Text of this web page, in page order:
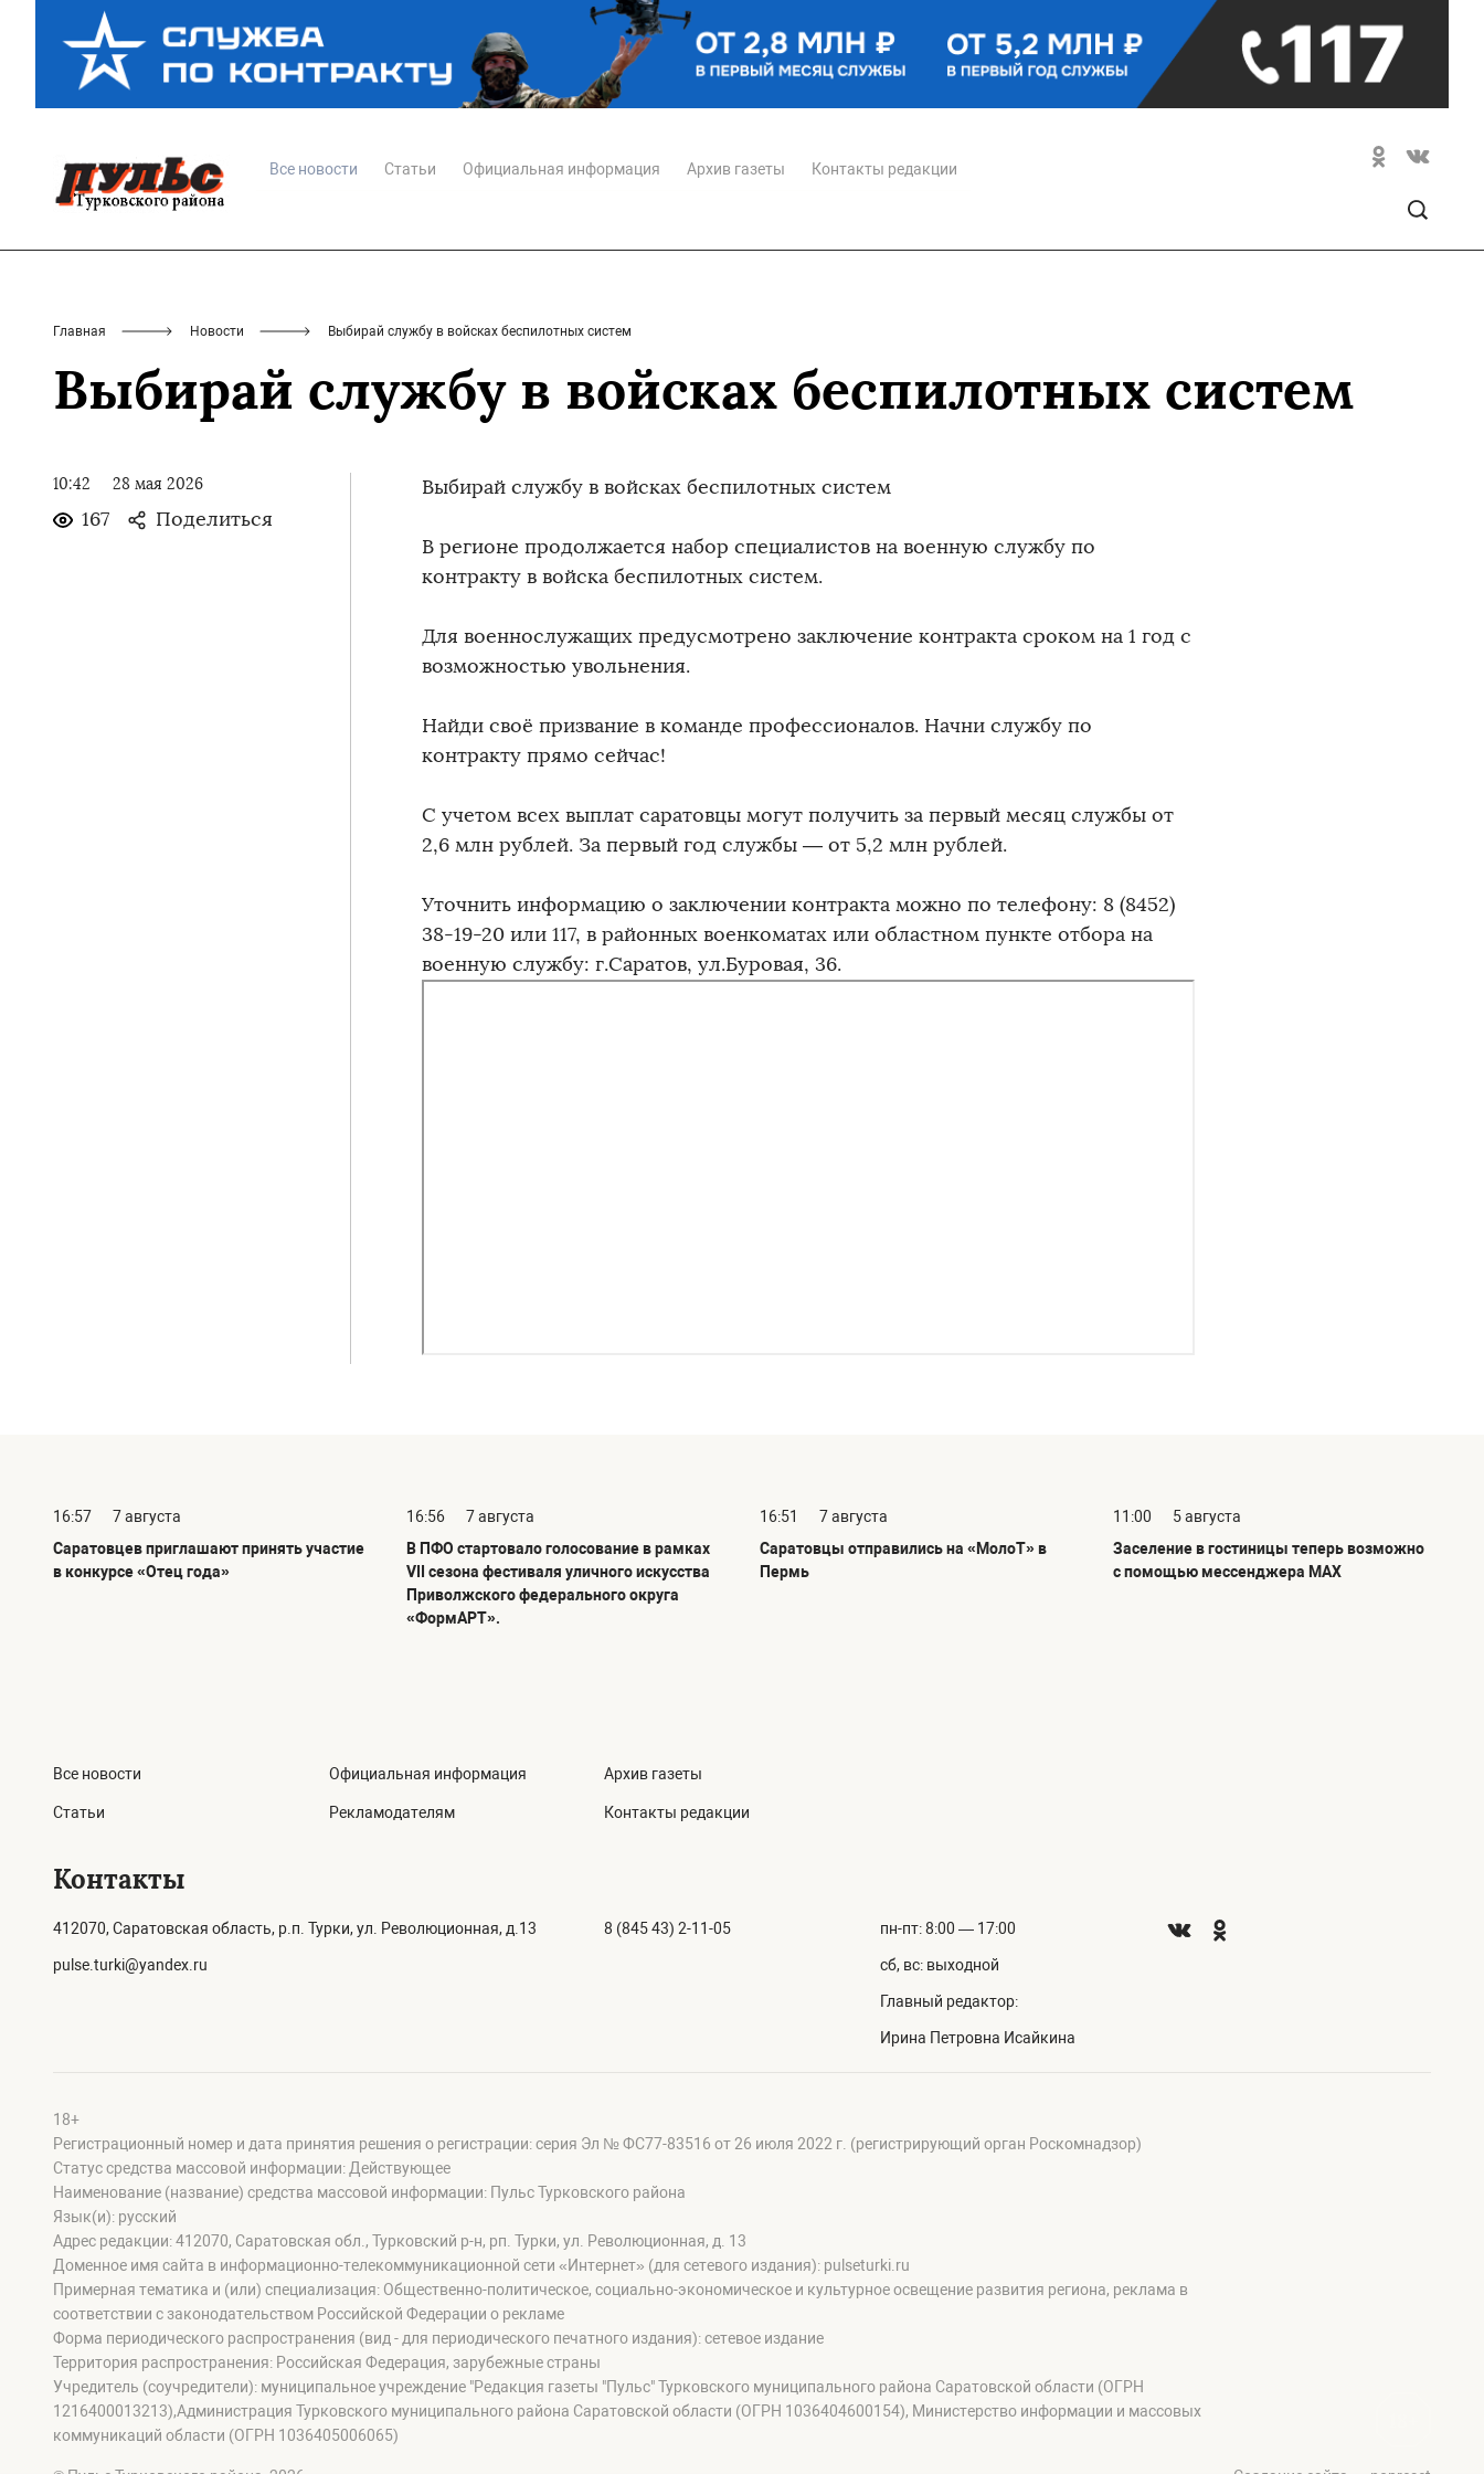
Все новости Статьи Официальная информация Архив газеты Контакты редакции
Главная Новости Выбирай службу в войсках беспилотных систем
Выбирай службу в войсках беспилотных систем
10:42 28 мая 2026
167 Поделиться
Выбирай службу в войсках беспилотных систем
В регионе продолжается набор специалистов на военную службу по
контракту в войска беспилотных систем.
Для военнослужащих предусмотрено заключение контракта сроком на 1 год с
возможностью увольнения.
Найди своё призвание в команде профессионалов. Начни службу по
контракту прямо сейчас!
С учетом всех выплат саратовцы могут получить за первый месяц службы от
2,6 млн рублей. За первый год службы — от 5,2 млн рублей.
Уточнить информацию о заключении контракта можно по телефону: 8 (8452)
38-19-20 или 117, в районных военкоматах или областном пункте отбора на
военную службу: г.Саратов, ул.Буровая, 36.
16:57
7 августа
Саратовцев приглашают принять участие
в конкурсе «Отец года»
16:56
7 августа
В ПФО стартовало голосование в рамках
VII сезона фестиваля уличного искусства
Приволжского федерального округа
«ФормАРТ».
16:51
7 августа
Саратовцы отправились на «МолоТ» в
Пермь
11:00
5 августа
Заселение в гостиницы теперь возможно
с помощью мессенджера MAX
Все новости
Статьи
Официальная информация
Рекламодателям
Архив газеты
Контакты редакции
Контакты
412070, Саратовская область, р.п. Турки, ул. Революционная, д.13
pulse.turki@yandex.ru
8 (845 43) 2-11-05 пн-пт: 8:00 — 17:00
сб, вс: выходной
Главный редактор:
Ирина Петровна Исайкина
18+
Регистрационный номер и дата принятия решения о регистрации: серия Эл № ФС77-83516 от 26 июля 2022 г. (регистрирующий орган Роскомнадзор)
Статус средства массовой информации: Действующее
Наименование (название) средства массовой информации: Пульс Турковского района
Язык(и): русский
Адрес редакции: 412070, Саратовская обл., Турковский р-н, рп. Турки, ул. Революционная, д. 13
Доменное имя сайта в информационно-телекоммуникационной сети «Интернет» (для сетевого издания): pulseturki.ru
Примерная тематика и (или) специализация: Общественно-политическое, социально-экономическое и культурное освещение развития региона, реклама в
соответствии с законодательством Российской Федерации о рекламе
Форма периодического распространения (вид - для периодического печатного издания): сетевое издание
Территория распространения: Российская Федерация, зарубежные страны
Учредитель (соучредители): муниципальное учреждение "Редакция газеты "Пульс" Турковского муниципального района Саратовской области (ОГРН
1216400013213),Администрация Турковского муниципального района Саратовской области (ОГРН 1036404600154), Министерство информации и массовых
коммуникаций области (ОГРН 1036405006065)